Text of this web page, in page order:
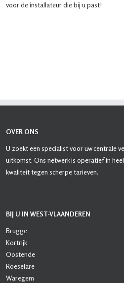
voor de installateur die bij u past!
OVER ONS
U zoekt een specialist voor uw centrale
uitkomst. Ons netwerk is operatief in
kwaliteit tegen scherpe tarieven.
BIJ U IN WEST-VLAANDEREN
Brugge
Kortrijk
Oostende
Roeselare
Waregem